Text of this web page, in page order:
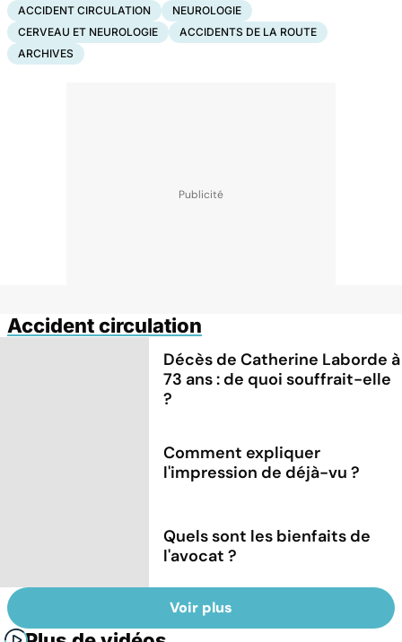
ACCIDENT CIRCULATION
NEUROLOGIE
CERVEAU ET NEUROLOGIE
ACCIDENTS DE LA ROUTE
ARCHIVES
Accident circulation
Décès de Catherine Laborde à
73 ans : de quoi souffrait-elle
?
Comment expliquer
l'impression de déjà-vu ?
Quels sont les bienfaits de
l'avocat ?
Voir plus